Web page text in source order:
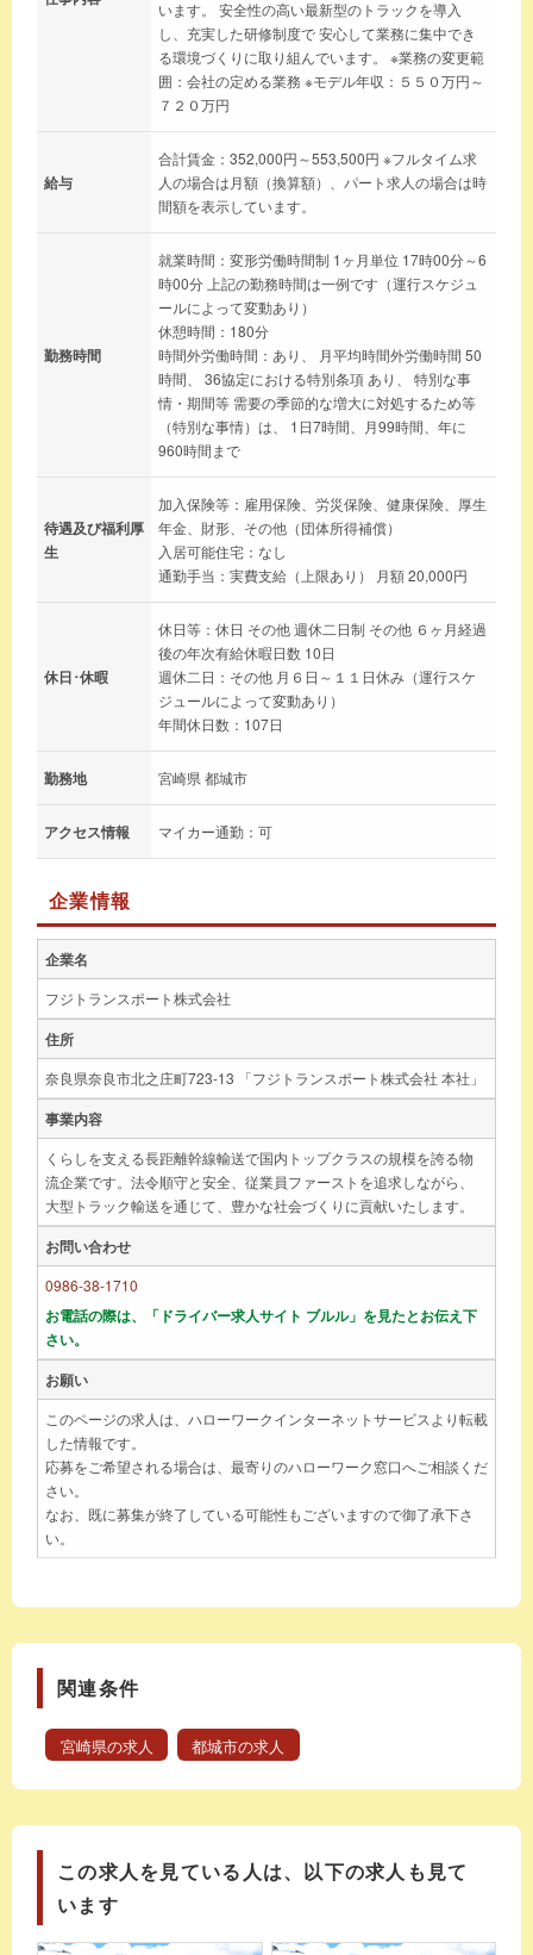
います。 安全性の高い最新型のトラックを導入
し、充実した研修制度で 安心して業務に集中でき
る環境づくりに取り組んでいます。 ※業務の変更範
囲：会社の定める業務 ※モデル年収：５５０万円～
７２０万円
給与
合計賃金：352,000円～553,500円 ※フルタイム求
人の場合は月額（換算額）、パート求人の場合は時
間額を表示しています。
勤務時間
就業時間：変形労働時間制 1ヶ月単位 17時00分～6
時00分 上記の勤務時間は一例です（運行スケジュ
ールによって変動あり）
休憩時間：180分
時間外労働時間：あり、 月平均時間外労働時間 50
時間、 36協定における特別条項 あり、 特別な事
情・期間等 需要の季節的な増大に対処するため等
（特別な事情）は、 1日7時間、月99時間、年に
960時間まで
待遇及び福利厚
生
加入保険等：雇用保険、労災保険、健康保険、厚生
年金、財形、その他（団体所得補償）
入居可能住宅：なし
通勤手当：実費支給（上限あり） 月額 20,000円
休日･休暇
休日等：休日 その他 週休二日制 その他 ６ヶ月経過
後の年次有給休暇日数 10日
週休二日：その他 月６日～１１日休み（運行スケ
ジュールによって変動あり）
年間休日数：107日
勤務地 宮崎県 都城市
アクセス情報 マイカー通勤：可
企業情報
企業名
フジトランスポート株式会社
住所
奈良県奈良市北之庄町723-13 「フジトランスポート株式会社 本社」
事業内容
くらしを支える長距離幹線輸送で国内トップクラスの規模を誇る物
流企業です。法令順守と安全、従業員ファーストを追求しながら、
大型トラック輸送を通じて、豊かな社会づくりに貢献いたします。
お問い合わせ
0986-38-1710
お電話の際は、「ドライバー求人サイト ブルル」を見たとお伝え下
さい。
お願い
このページの求人は、ハローワークインターネットサービスより転載
した情報です。
応募をご希望される場合は、最寄りのハローワーク窓口へご相談くだ
さい。
なお、既に募集が終了している可能性もございますので御了承下さ
い。
関連条件
宮崎県の求人 都城市の求人
この求人を見ている人は、以下の求人も見て
います